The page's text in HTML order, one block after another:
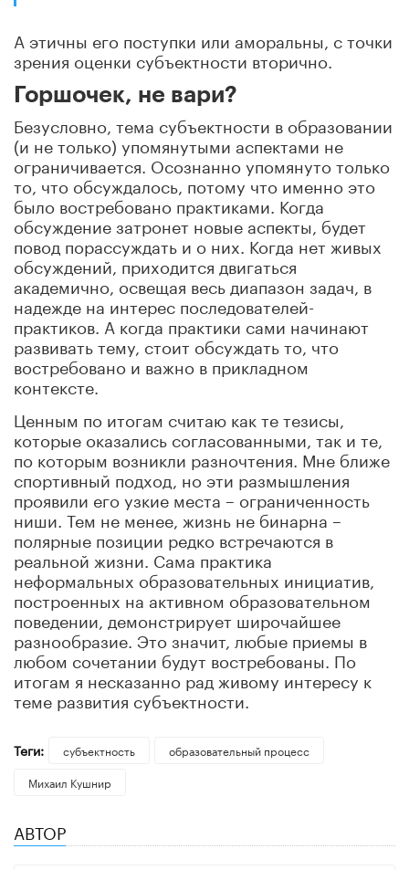
А этичны его поступки или аморальны, с точки
зрения оценки субъектности вторично.
Горшочек, не вари?
Безусловно, тема субъектности в образовании
(и не только) упомянутыми аспектами не
ограничивается. Осознанно упомянуто только
то, что обсуждалось, потому что именно это
было востребовано практиками. Когда
обсуждение затронет новые аспекты, будет
повод порассуждать и о них. Когда нет живых
обсуждений, приходится двигаться
академично, освещая весь диапазон задач, в
надежде на интерес последователей-
практиков. А когда практики сами начинают
развивать тему, стоит обсуждать то, что
востребовано и важно в прикладном
контексте.
Ценным по итогам считаю как те тезисы,
которые оказались согласованными, так и те,
по которым возникли разночтения. Мне ближе
спортивный подход, но эти размышления
проявили его узкие места – ограниченность
ниши. Тем не менее, жизнь не бинарна –
полярные позиции редко встречаются в
реальной жизни. Сама практика
неформальных образовательных инициатив,
построенных на активном образовательном
поведении, демонстрирует широчайшее
разнообразие. Это значит, любые приемы в
любом сочетании будут востребованы. По
итогам я несказанно рад живому интересу к
теме развития субъектности.
Теги: субъектность
образовательный процесс
Михаил Кушнир
АВТОР